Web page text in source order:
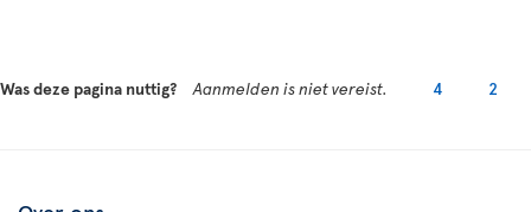
Was deze pagina nuttig? Aanmelden is niet vereist. 4 2